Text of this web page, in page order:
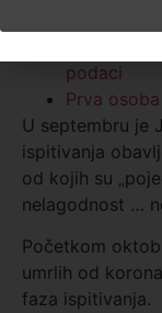
podaci
Prva
U septembru je
ispitivanja
od kojih su
nelagodnost …
Početkom
umrlih od
faza ispitivanja.